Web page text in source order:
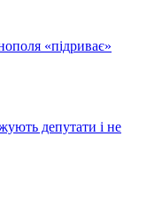
«підриває»
депутати і не